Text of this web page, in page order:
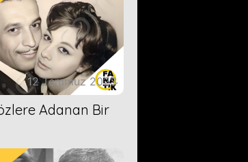
12 Temmuz 2023
Adanan Bir